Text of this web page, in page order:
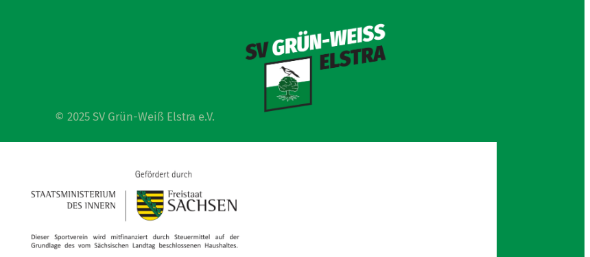
© 2025 SV Grün-Weiß Elstra e.V.